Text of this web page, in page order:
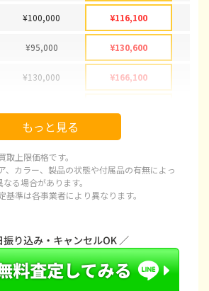
¥100,000
¥95,000
¥130,000
¥72,000
¥68,000
¥95,000
¥55,000
¥116,100
¥130,600
¥166,100
¥92,100
¥97,100
¥120,100
¥66,600
もっと見る
上限価格です。
、カラー、製品の状態や付属品の有無によっ
る場合があります。
準は各事業者により異なります。